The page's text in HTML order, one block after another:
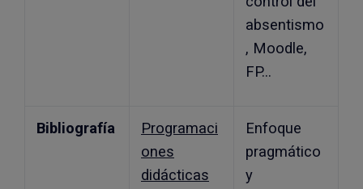
absentismo
, Moodle,
FP…
Bibliografía
Programaci
ones
didácticas
Enfoque
pragmático
y